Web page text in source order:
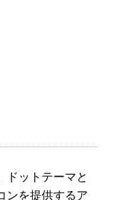
ドットテーマと
ンを提供するア